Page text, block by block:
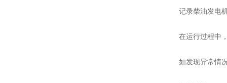
记录柴油发电机
在运行过程中，
如发现异常情况